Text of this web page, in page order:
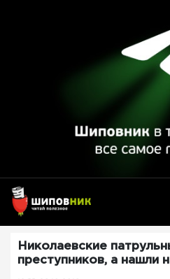
Николаевские
преступников, а нашли